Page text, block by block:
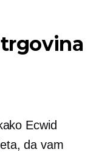
Ecwid
da vam